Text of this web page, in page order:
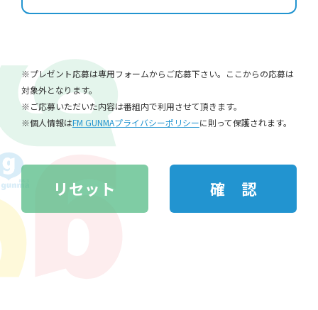
※プレゼント応募は専用フォームからご応募下さい。ここからの応募は
対象外となります。
※ご応募いただいた内容は番組内で利用させて頂きます。
※個人情報はFM GUNMAプライバシーポリシーに則って保護されます。